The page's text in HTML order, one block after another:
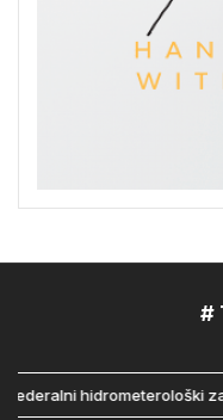
#
hidrometerološki zavod